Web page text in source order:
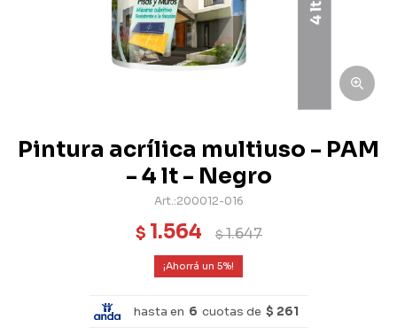
Pintura acrílica multiuso - PAM
- 4 lt - Negro
200012-016
$ 1.564 $1.647
5
hasta en 6 cuotas de $ 261